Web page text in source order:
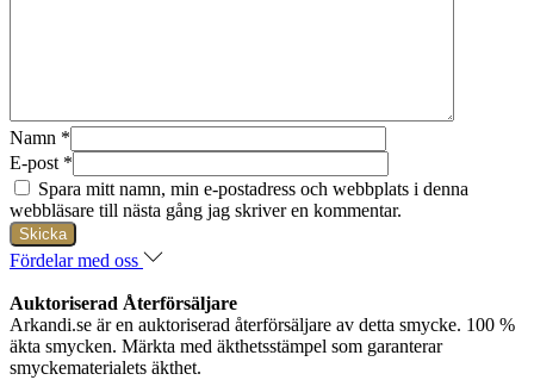
Namn *
E-post *
Spara mitt namn, min e-postadress och webbplats i denna
webbläsare till nästa gång jag skriver en kommentar.
Fördelar med oss
Auktoriserad Återförsäljare
Arkandi.se är en auktoriserad återförsäljare av detta smycke. 100 %
äkta smycken. Märkta med äkthetsstämpel som garanterar
smyckematerialets äkthet.